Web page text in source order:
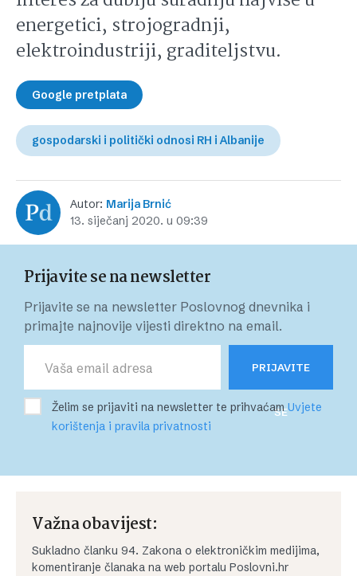
energetici, strojogradnji,
elektroindustriji, graditeljstvu.
Google pretplata
gospodarski i politički odnosi RH i Albanije
Autor: Marija Brnić
13. siječanj 2020. u 09:39
Prijavite se na newsletter
Prijavite se na newsletter Poslovnog dnevnika i
primajte najnovije vijesti direktno na email.
PRIJAVITE
SE
Želim se prijaviti na newsletter te prihvaćamUvjete
korištenja i pravila privatnosti
Važna obavijest:
Sukladno članku 94. Zakona o elektroničkim medijima,
komentiranje članaka na web portalu Poslovni.hr